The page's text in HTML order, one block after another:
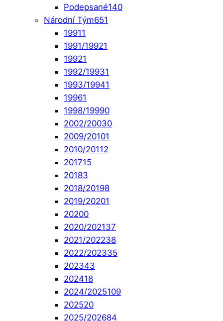
Podepsané140
Národní Tým651
19911
1991/19921
19921
1992/19931
1993/19941
19961
1998/19990
2002/20030
2009/20101
2010/20112
201715
20183
2018/20198
2019/20201
20200
2020/202137
2021/202238
2022/202335
202343
202418
2024/2025109
202520
2025/202684